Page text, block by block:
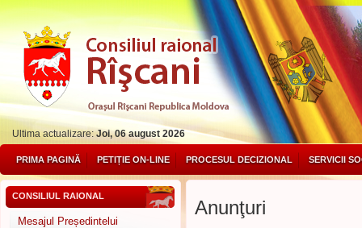
Ultima actualizare:Joi, 06 august 2026
PRIMA PAGINĂ PETIȚIE ON-LINE PROCESUL DECIZIONAL SERVICII
CONSILIUL RAIONAL
Mesajul Președintelui
Anunţuri